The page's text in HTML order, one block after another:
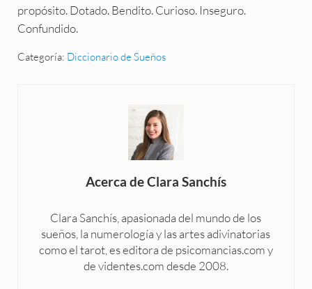
propósito. Dotado. Bendito. Curioso. Inseguro.
Confundido.
Categoría: Diccionario de Sueños
Acerca deClara Sanchís
Clara Sanchís, apasionada del mundo de los
sueños, la numerología y las artes adivinatorias
como el tarot, es editora de psicomancias.com y
de videntes.com desde 2008.